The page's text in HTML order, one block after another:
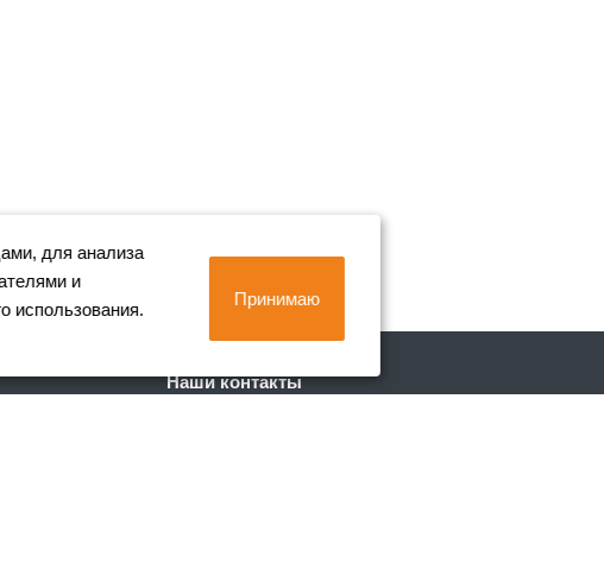
Наши контакты
для анализа
и
использования.
Принимаю